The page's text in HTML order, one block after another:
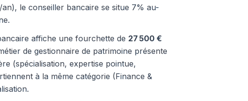
le conseiller bancaire se situe 7% au-
affiche une fourchette de 27 500 €
de gestionnaire de patrimoine présente
(spécialisation, expertise pointue,
à la même catégorie (Finance &